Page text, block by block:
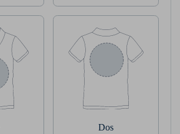
Dos